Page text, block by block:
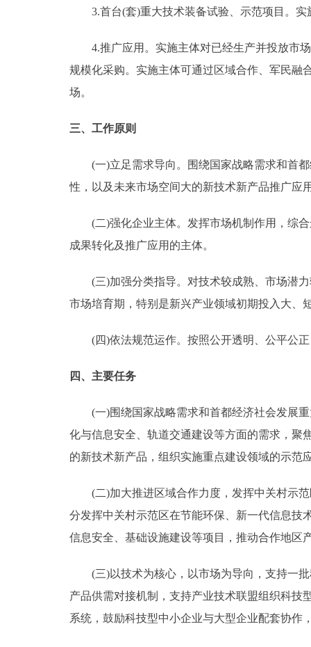
3.首台(套)重大技术装备试验、示范项目。实
4.推广应用。实施主体对已经生产并投放市场
规模化采购。实施主体可通过区域合作、军民融
场。
三、工作原则
(一)立足需求导向。围绕国家战略需求和首都
性，以及未来市场空间大的新技术新产品推广应
(二)强化企业主体。发挥市场机制作用，综合
成果转化及推广应用的主体。
(三)加强分类指导。对技术较成熟、市场潜力
市场培育期，特别是新兴产业领域初期投入大、
(四)依法规范运作。按照公开透明、公平公正
四、主要任务
(一)围绕国家战略需求和首都经济社会发展重
化与信息安全、轨道交通建设等方面的需求，聚
的新技术新产品，组织实施重点建设领域的示范
(二)加大推进区域合作力度，发挥中关村示范
分发挥中关村示范区在节能环保、新一代信息技
信息安全、基础设施建设等项目，推动合作地区
(三)以技术为核心，以市场为导向，支持一批
产品供需对接机制，支持产业技术联盟组织科技
系统，鼓励科技型中小企业与大型企业配套协作